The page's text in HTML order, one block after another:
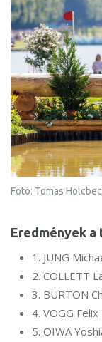
Fotó: Tomas
Eredmények
1. JUNG
2. COLLETT
3. BURTON
4. VOGG
5. OIWA